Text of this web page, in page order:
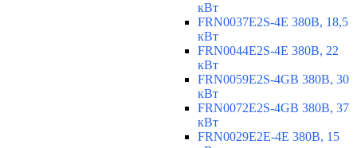
кВт
FRN0037E2S-4E 380В, 18,5
кВт
FRN0044E2S-4E 380В, 22
кВт
FRN0059E2S-4GB 380В, 30
кВт
FRN0072E2S-4GB 380В, 37
кВт
FRN0029E2E-4E 380В, 15